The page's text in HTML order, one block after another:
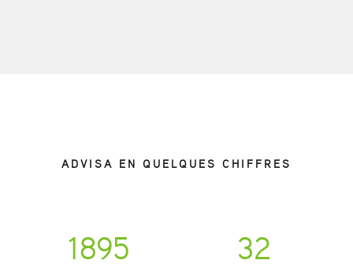
ADVISA EN QUELQUES CHIFFRES
2002 32